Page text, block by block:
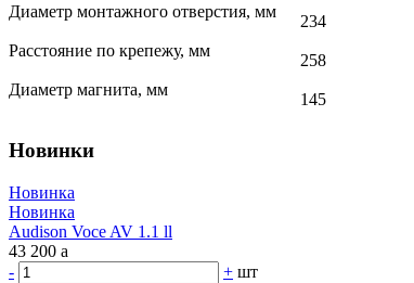
Диаметр монтажного отверстия, мм
234
Расстояние по крепежу, мм
258
Диаметр магнита, мм
145
Новинки
Новинка
Новинка
Audison Voce AV 1.1 ll
43 200 a
-
+ шт